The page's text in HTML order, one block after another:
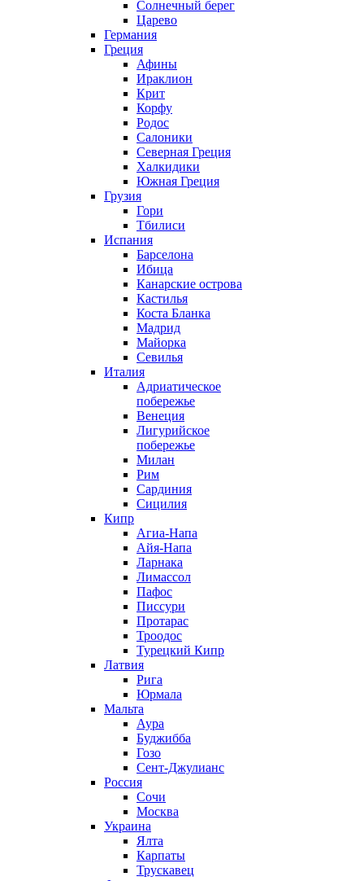
Солнечный берег
Царево
Германия
Греция
Афины
Ираклион
Крит
Корфу
Родос
Салоники
Северная Греция
Халкидики
Южная Греция
Грузия
Гори
Тбилиси
Испания
Барселона
Ибица
Канарские острова
Кастилья
Коста Бланка
Мадрид
Майорка
Севилья
Италия
Адриатическое
побережье
Венеция
Лигурийское
побережье
Милан
Рим
Сардиния
Сицилия
Кипр
Агиа-Напа
Айя-Напа
Ларнака
Лимассол
Пафос
Писсури
Протарас
Троодос
Турецкий Кипр
Латвия
Рига
Юрмала
Мальта
Аура
Буджибба
Гозо
Сент-Джулианс
Россия
Сочи
Москва
Украина
Ялта
Карпаты
Трускавец